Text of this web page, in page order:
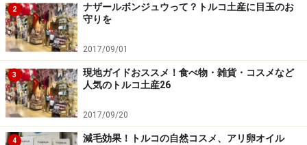
色々な別れの挨拶がありますが、これは時間帯を気にせ
ず使える点が便利。もしくは「バイバイ」でも十分通じ
ます。
※記事内容は執筆時点のものです。最新の内容をご確認くださ
い。
※海外を訪れる際には最新情報の入手に努め、「
ホームページ」を確認するなど、安全確保に十分注意を払ってく
ださい。
2
ナザールボンジュウって？トルコ土産に目玉のお
守りを
2017/09/01
3
現地ガイドおススメ！食べ物・雑貨・コスメなど
人気のトルコ土産26
2017/09/20
4 減毛効果！トルコの自然コスメ、アリ卵オイル